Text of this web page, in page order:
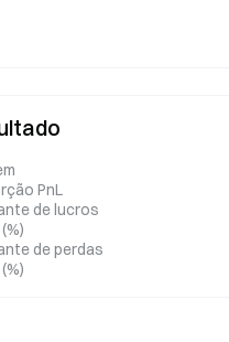
PnL
de lucros
de perdas